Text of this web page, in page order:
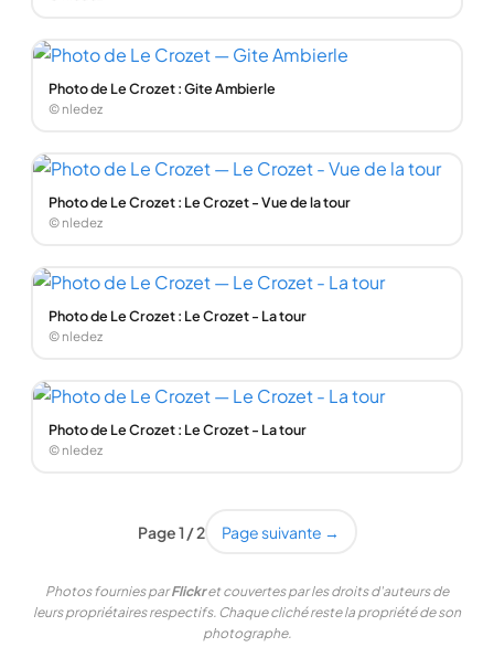
Photo de Le Crozet : Gite Ambierle
© nledez
Photo de Le Crozet : Le Crozet - Vue de la tour
© nledez
Photo de Le Crozet : Le Crozet - La tour
© nledez
Photo de Le Crozet : Le Crozet - La tour
© nledez
Page 1 / 2 Page suivante →
Photos fournies parFlickret couvertes par les droits d'auteurs de
leurs propriétaires respectifs. Chaque cliché reste la propriété de son
photographe.